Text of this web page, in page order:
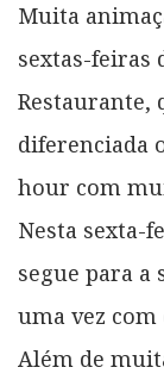
Muita
sextas-feiras
Restaurante,
diferenciada
hour com
Nesta sexta-
segue para a
uma vez com
Além de